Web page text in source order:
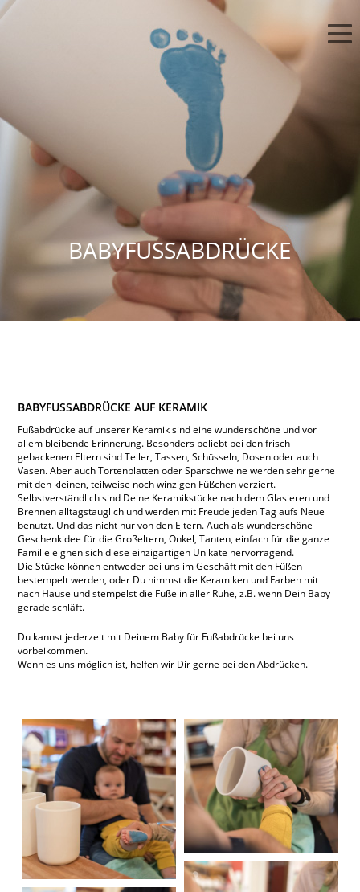
BABYFUSSABDRÜCKE
BABYFUSSABDRÜCKE AUF KERAMIK
Fußabdrücke auf unserer Keramik sind eine wunderschöne und vor
allem bleibende Erinnerung. Besonders beliebt bei den frisch
gebackenen Eltern sind Teller, Tassen, Schüsseln, Dosen oder auch
Vasen. Aber auch Tortenplatten oder Sparschweine werden sehr gerne
mit den kleinen, teilweise noch winzigen Füßchen verziert.
Selbstverständlich sind Deine Keramikstücke nach dem Glasieren und
Brennen alltagstauglich und werden mit Freude jeden Tag aufs Neue
benutzt. Und das nicht nur von den Eltern. Auch als wunderschöne
Geschenkidee für die Großeltern, Onkel, Tanten, einfach für die ganze
Familie eignen sich diese einzigartigen Unikate hervorragend.
Die Stücke können entweder bei uns im Geschäft mit den Füßen
bestempelt werden, oder Du nimmst die Keramiken und Farben mit
nach Hause und stempelst die Füße in aller Ruhe, z.B. wenn Dein Baby
gerade schläft.
Du kannst jederzeit mit Deinem Baby für Fußabdrücke bei uns
vorbeikommen.
Wenn es uns möglich ist, helfen wir Dir gerne bei den Abdrücken.